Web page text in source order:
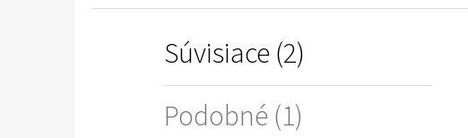
Súvisiace (2)
Podobné (1)